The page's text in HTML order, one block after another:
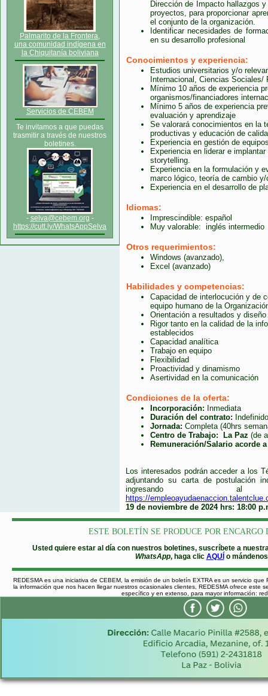
Palmarito de la Frontera,
una comunidad indígena en
la Chiquitanía boliviana
Servicios de CEBEM
Te invitamos a que puedas
trasmitir a través de nuestros
boletines.
- selva@cebem.org -
https://cutt.ly/WhatsAppSelva
Dirección de Impacto hallazgos
proyectos, para proporcionar
el conjunto de la organización.
Identificar necesidades de
en su desarrollo profesional
Conocimientos y experiencia:
Estudios universitarios y/o
Internacional, Ciencias
Mínimo 10 años de experiencia
organismos/financiadores
Mínimo 5 años de experiencia
evaluación y aprendizaje
Se valorará conocimientos en la
productivas y educación de
Experiencia en gestión de
Experiencia en liderar e
storytelling.
Experiencia en la formulación y
marco lógico, teoría de cambio y/
Experiencia en el desarrollo de
Idiomas:
Imprescindible: español
Muy valorable: inglés intermedio
Otros requerimientos:
Windows (avanzado),
Excel (avanzado)
Habilidades y competencias:
Capacidad de interlocución y de
equipo humano de la
Orientación a resultados y
Rigor tanto en la calidad de la
establecidos
Capacidad analítica
Trabajo en equipo
Flexibilidad
Proactividad y dinamismo
Asertividad en la comunicación
Condiciones de la oferta:
Incorporación: Inmediata
Duración del contrato: Indefinido
Jornada: Completa (40hrs
Centro de Trabajo: La Paz (de
Remuneración/Salario acorde
Los interesados podrán acceder a los
adjuntando su carta de postulación
ingresando
https://
19 de noviembre de 2024 hrs: 18:00
ESTE BOLETÍN SE PRODUCE POR ENCARGO
Usted quiere estar al día con nuestros boletines, suscríbete a
WhatsApp, haga clic AQUÍ o
REDESMA es una iniciativa de CEBEM, la emisión de un boletín EXTRA es un servicio
la información que nos hacen llegar nuestros ocasionales clientes, REDESMA ofrece este
específico y en extenso, para mayor información: